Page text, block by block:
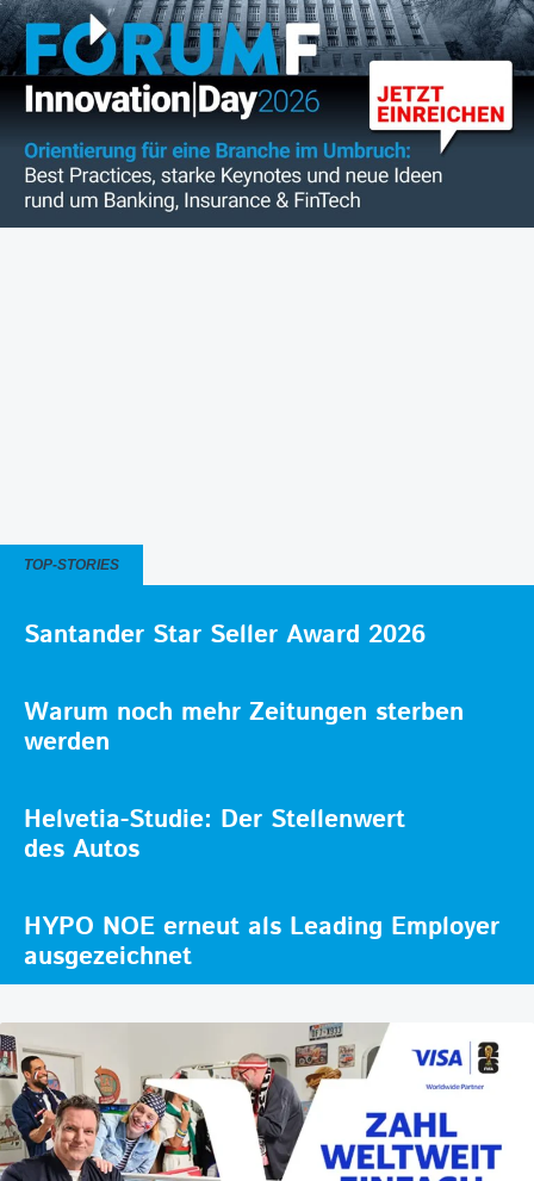
TOP-STORIES
Santander Star Seller Award 2026
Warum noch mehr Zeitungen sterben
werden
Helvetia-Studie: Der Stellenwert
des Autos
HYPO NOE erneut als Leading Employer
ausgezeichnet